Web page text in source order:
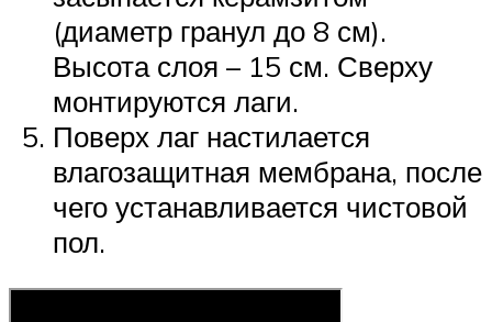
(диаметр гранул до 8 см).
Высота слоя – 15 см. Сверху
монтируются лаги.
Поверх лаг настилается
влагозащитная мембрана, после
чего устанавливается чистовой
пол.